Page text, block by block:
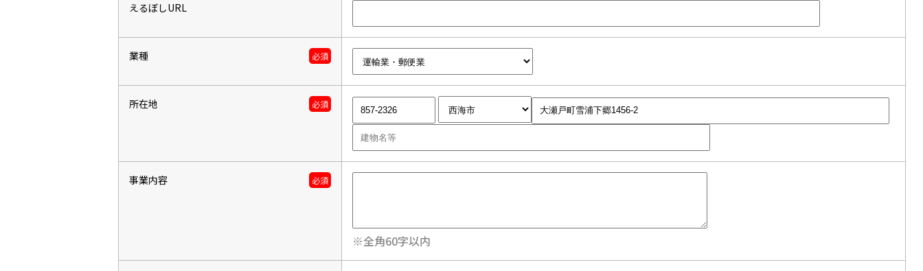
えるぼしURL
業種 必須
所在地 必須
事業内容 必須
※全角60字以内